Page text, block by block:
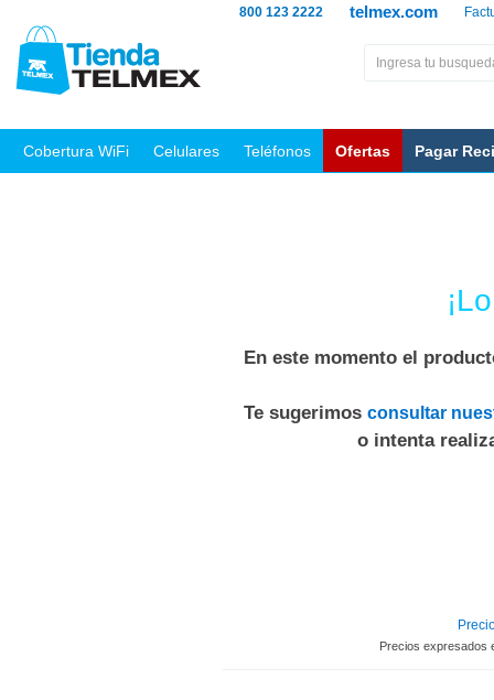
telmex.com
800 123 2222
Cobertura WiFi Celulares Teléfonos Ofertas Pagar
En este momento el
Te sugerimos consultar
o intenta
Precios expresados